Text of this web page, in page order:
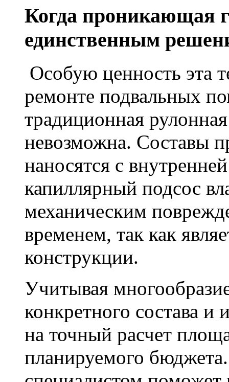
Когда проникающая
единственным
Особую ценность эта
ремонте подвальных
традиционная
невозможна. Составы
наносятся с
капиллярный подсос
механическим
временем, так как
конструкции.
Учитывая
конкретного состава и
на точный расчет
планируемого